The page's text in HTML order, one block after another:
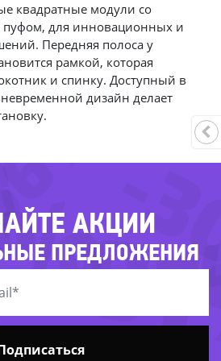
квадратные модули со
для инновационных и
Передняя полоса у
рамкой, которая
и спинку. Доступный в
дизайн делает
АКЦИИ
ПРЕДЛОЖЕНИЯ
--
-